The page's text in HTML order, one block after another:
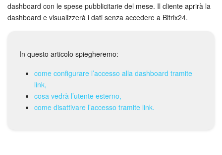
Webmail
Incarichi e progetti
Progetti IA
CRM
dashboard con le spese pubblicitarie del mese. Il cliente aprirà la
dashboard e visualizzerà i dati senza accedere a Bitrix24.
In questo articolo spiegheremo:
come configurare l’accesso alla dashboard tramite
link,
cosa vedrà l’utente esterno,
come disattivare l’accesso tramite link.